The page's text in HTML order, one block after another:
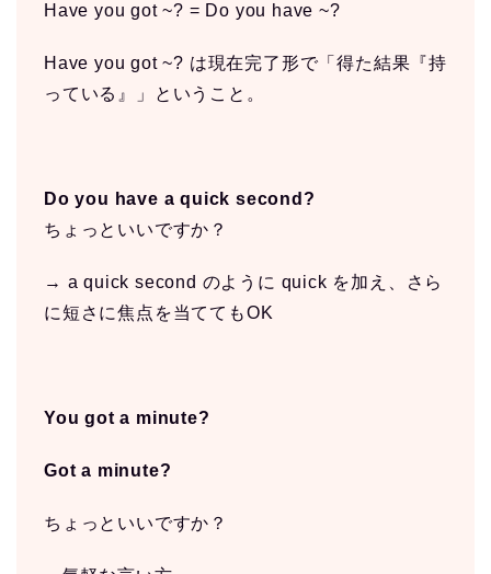
Have you got ~? = Do you have ~?
Have you got ~? は現在完了形で「得た結果『持
っている』」ということ。
Do you have a quick second?
ちょっといいですか？
→ a quick second のように quick を加え、さら
に短さに焦点を当ててもOK
You got a minute?
Got a minute?
ちょっといいですか？